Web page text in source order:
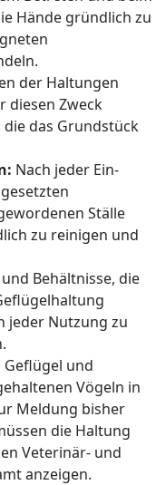
Hände gründlich zu
der Haltungen
diesen Zweck
das Grundstück
Nach jeder Ein-
Ställe
zu reinigen und
Behältnisse, die
jeder Nutzung zu
Geflügel und
Vögeln in
Meldung bisher
die Haltung
Veterinär- und
anzeigen.